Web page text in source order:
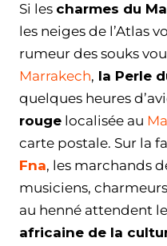
Si les charmes du
les neiges de l’Atlas
rumeur des souks
Marrakech, la Perle
quelques heures
rouge localisée au
carte postale. Sur la
Fna, les marchands
musiciens,
au henné attendent
africaine de la